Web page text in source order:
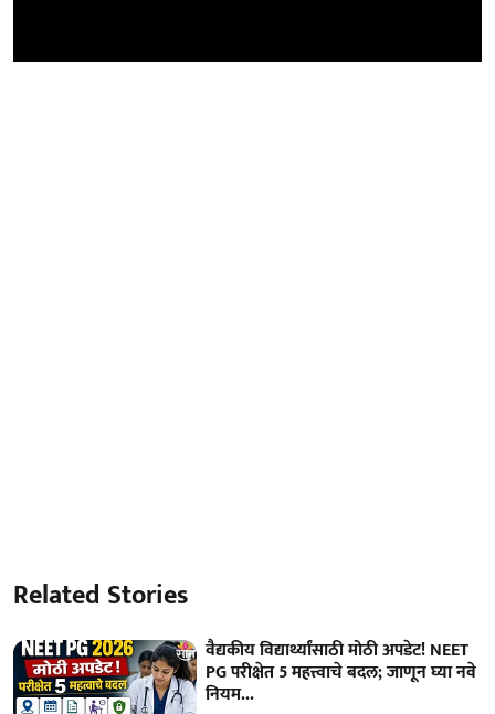
Related Stories
वैद्यकीय विद्यार्थ्यांसाठी मोठी अपडेट! NEET
PG परीक्षेत 5 महत्त्वाचे बदल; जाणून घ्या नवे
नियम...